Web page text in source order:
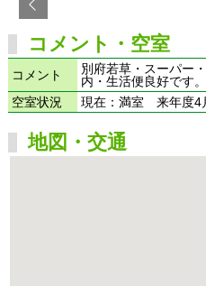
コメント・空室
コメント
別府若草・スーパー
内・生活便良好です。
空室状況
現在：満室 来年度4
地図・交通